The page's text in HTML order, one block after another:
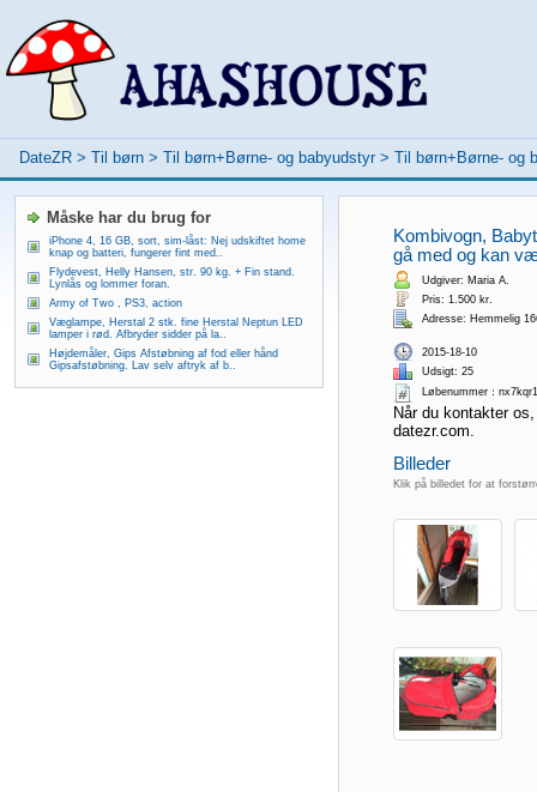
DateZR > Til børn > Til børn+Børne- og babyudstyr > Til børn+Børne- og
Kombivogn,
gå med og kan
Udgiver: Maria A.
Pris: 1.500 kr.
Adresse: Hemmelig
2015-18-10
Udsigt: 25
Løbenummer：
Når du kontakter
datezr.com.
Billeder
Klik på billedet for at
Måske har du brug for
iPhone 4, 16 GB, sort, sim-låst: Nej udskiftet home
knap og batteri, fungerer fint med..
Flydevest, Helly Hansen, str. 90 kg. + Fin stand.
Lynlås og lommer foran.
Army of Two , PS3, action
Væglampe, Herstal 2 stk. fine Herstal Neptun LED
lamper i rød. Afbryder sidder på la..
Højdemåler, Gips Afstøbning af fod eller hånd
Gipsafstøbning. Lav selv aftryk af b..